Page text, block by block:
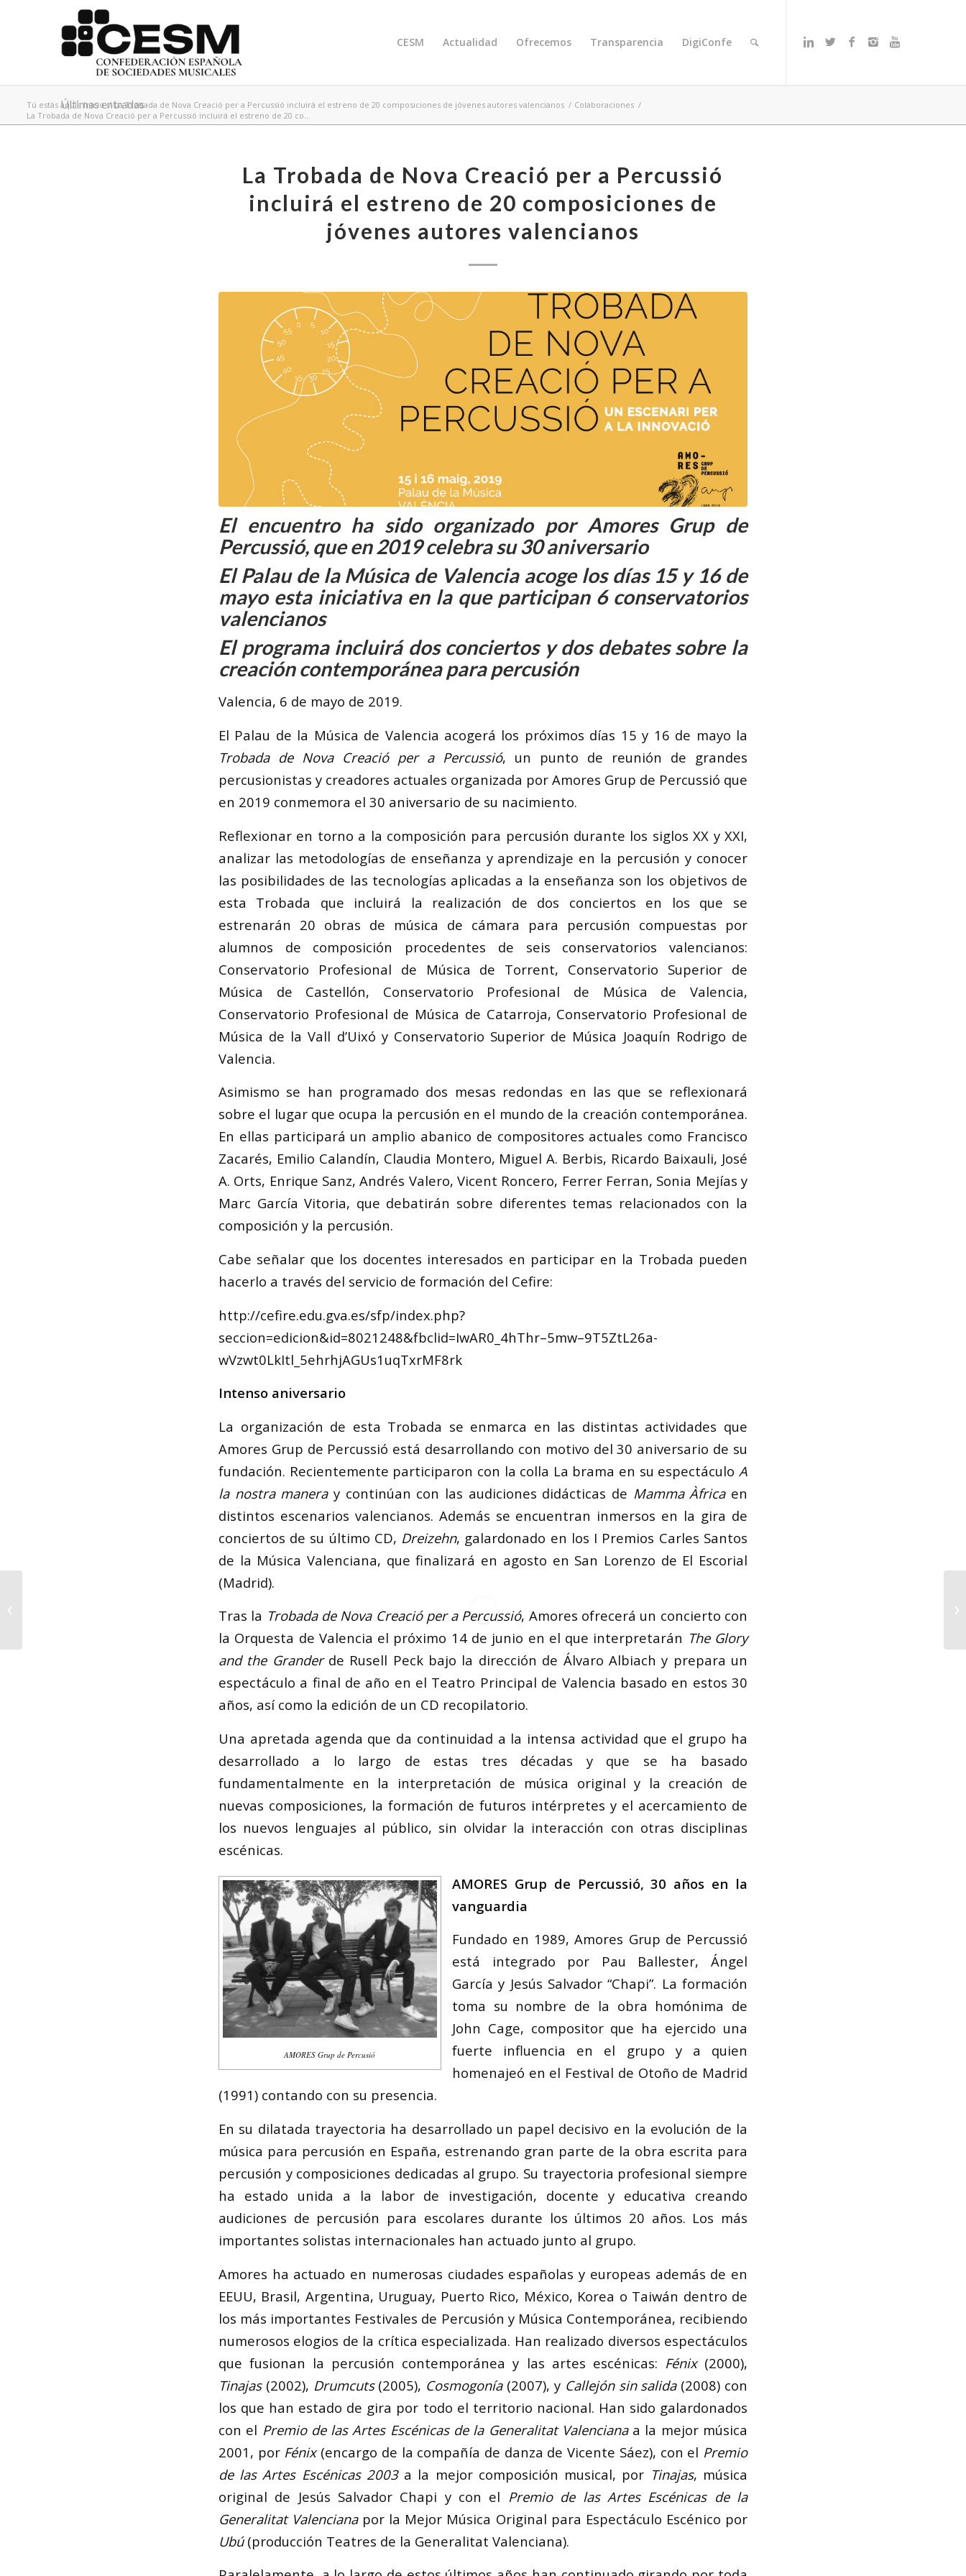
CESM Actualidad Ofrecemos Transparencia DigiConfe
Últimas entradas
Tú estás aquí: Inicio / La Trobada de Nova Creació per a Percussió incluirá el estreno de 20 composiciones de jóvenes autores valencianos / Colaboraciones /
La Trobada de Nova Creació per a Percussió incluirá el estreno de 20 co...
La Trobada de Nova Creació per a Percussió
incluirá el estreno de 20 composiciones de
jóvenes autores valencianos
El encuentro ha sido organizado por Amores Grup de
Percussió, que en 2019 celebra su 30 aniversario
El Palau de la Música de Valencia acoge los días 15 y 16 de
mayo esta iniciativa en la que participan 6 conservatorios
valencianos
El programa incluirá dos conciertos y dos debates sobre la
creación contemporánea para percusión
Valencia, 6 de mayo de 2019.
El Palau de la Música de Valencia acogerá los próximos días 15 y 16 de mayo la
Trobada de Nova Creació per a Percussió, un punto de reunión de grandes
percusionistas y creadores actuales organizada por Amores Grup de Percussió que
en 2019 conmemora el 30 aniversario de su nacimiento.
Reflexionar en torno a la composición para percusión durante los siglos XX y XXI,
analizar las metodologías de enseñanza y aprendizaje en la percusión y conocer
las posibilidades de las tecnologías aplicadas a la enseñanza son los objetivos de
esta Trobada que incluirá la realización de dos conciertos en los que se
estrenarán 20 obras de música de cámara para percusión compuestas por
alumnos de composición procedentes de seis conservatorios valencianos:
Conservatorio Profesional de Música de Torrent, Conservatorio Superior de
Música de Castellón, Conservatorio Profesional de Música de Valencia,
Conservatorio Profesional de Música de Catarroja, Conservatorio Profesional de
Música de la Vall d’Uixó y Conservatorio Superior de Música Joaquín Rodrigo de
Valencia.
Asimismo se han programado dos mesas redondas en las que se reflexionará
sobre el lugar que ocupa la percusión en el mundo de la creación contemporánea.
En ellas participará un amplio abanico de compositores actuales como Francisco
Zacarés, Emilio Calandín, Claudia Montero, Miguel A. Berbis, Ricardo Baixauli, José
A. Orts, Enrique Sanz, Andrés Valero, Vicent Roncero, Ferrer Ferran, Sonia Mejías y
Marc García Vitoria, que debatirán sobre diferentes temas relacionados con la
composición y la percusión.
Cabe señalar que los docentes interesados en participar en la Trobada pueden
hacerlo a través del servicio de formación del Cefire:
http://cefire.edu.gva.es/sfp/index.php?
seccion=edicion&id=8021248&fbclid=IwAR0_4hThr–5mw–9T5ZtL26a-
wVzwt0LkItl_5ehrhjAGUs1uqTxrMF8rk
Intenso aniversario
La organización de esta Trobada se enmarca en las distintas actividades que
Amores Grup de Percussió está desarrollando con motivo del 30 aniversario de su
fundación. Recientemente participaron con la colla La brama en su espectáculo A
la nostra maneray continúan con las audiciones didácticas de Mamma Àfricaen
distintos escenarios valencianos. Además se encuentran inmersos en la gira de
conciertos de su último CD, Dreizehn, galardonado en los I Premios Carles Santos
de la Música Valenciana, que finalizará en agosto en San Lorenzo de El Escorial
(Madrid).
Tras la Trobada de Nova Creació per a Percussió, Amores ofrecerá un concierto con
la Orquesta de Valencia el próximo 14 de junio en el que interpretarán The Glory
and the Granderde Rusell Peck bajo la dirección de Álvaro Albiach y prepara un
espectáculo a final de año en el Teatro Principal de Valencia basado en estos 30
años, así como la edición de un CD recopilatorio.
Una apretada agenda que da continuidad a la intensa actividad que el grupo ha
desarrollado a lo largo de estas tres décadas y que se ha basado
fundamentalmente en la interpretación de música original y la creación de
nuevas composiciones, la formación de futuros intérpretes y el acercamiento de
los nuevos lenguajes al público, sin olvidar la interacción con otras disciplinas
escénicas.
AMORES Grup de Percusió
AMORES Grup de Percussió, 30 años en la
vanguardia
Fundado en 1989, Amores Grup de Percussió
está integrado por Pau Ballester, Ángel
García y Jesús Salvador “Chapi”. La formación
toma su nombre de la obra homónima de
John Cage, compositor que ha ejercido una
fuerte influencia en el grupo y a quien
homenajeó en el Festival de Otoño de Madrid
(1991) contando con su presencia.
En su dilatada trayectoria ha desarrollado un papel decisivo en la evolución de la
música para percusión en España, estrenando gran parte de la obra escrita para
percusión y composiciones dedicadas al grupo. Su trayectoria profesional siempre
ha estado unida a la labor de investigación, docente y educativa creando
audiciones de percusión para escolares durante los últimos 20 años. Los más
importantes solistas internacionales han actuado junto al grupo.
Amores ha actuado en numerosas ciudades españolas y europeas además de en
EEUU, Brasil, Argentina, Uruguay, Puerto Rico, México, Korea o Taiwán dentro de
los más importantes Festivales de Percusión y Música Contemporánea, recibiendo
numerosos elogios de la crítica especializada. Han realizado diversos espectáculos
que fusionan la percusión contemporánea y las artes escénicas: Fénix(2000),
Tinajas(2002), Drumcuts(2005), Cosmogonía(2007), y Callejón sin salida(2008) con
los que han estado de gira por todo el territorio nacional. Han sido galardonados
con el Premio de las Artes Escénicas de la Generalitat Valenciana a la mejor música
2001, por Fénix(encargo de la compañía de danza de Vicente Sáez), con el Premio
de las Artes Escénicas 2003 a la mejor composición musical, por Tinajas, música
original de Jesús Salvador Chapi y con el Premio de las Artes Escénicas de la
Generalitat Valenciana por la Mejor Música Original para Espectáculo Escénico por
Ubú(producción Teatres de la Generalitat Valenciana).